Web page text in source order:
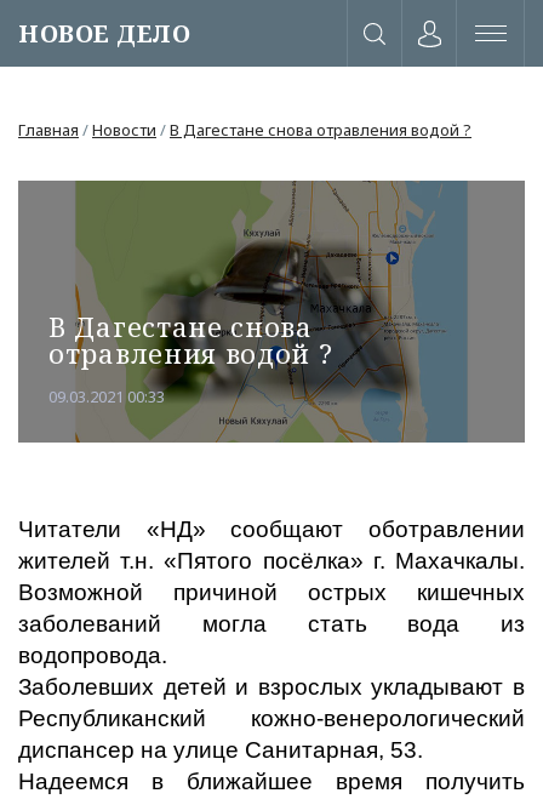
НОВОЕ ДЕЛО
Главная /Новости /В Дагестане снова отравления водой ?
В Дагестане снова
отравления водой ?
09.03.2021 00:33
Читатели «НД» сообщают оботравлении
жителей т.н. «Пятого посёлка» г. Махачкалы.
Возможной причиной острых кишечных
заболеваний могла стать вода из
водопровода.
Заболевших детей и взрослых укладывают в
Республиканский кожно-венерологический
диспансер на улице Санитарная, 53.
Надеемся в ближайшее время получить